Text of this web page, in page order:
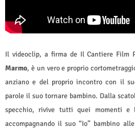
Il videoclip, a firma de Il Cantiere Film
Marmo, è un vero e proprio
anziano e del proprio incontro con il
parole il suo tornare bambino. Dalla
specchio, rivive tutti quei momenti
accompagnando il suo “Io” bambino